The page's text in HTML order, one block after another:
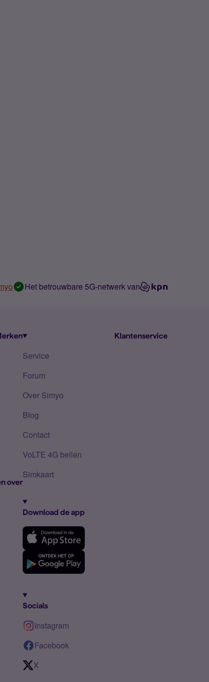
Het betrouwbare 5G-netwerk van
over
Klantenservice
Service
Forum
Over Simyo
Blog
Contact
VoLTE 4G bellen
Simkaart
Download de app
Socials
Instagram
Facebook
X